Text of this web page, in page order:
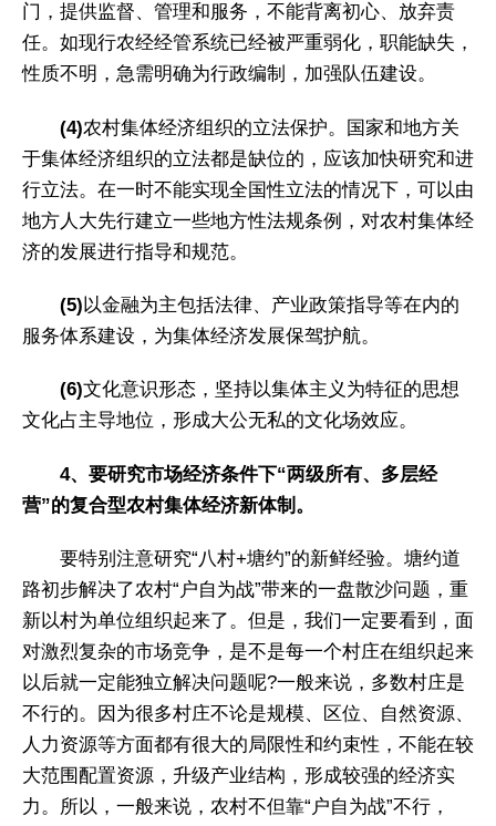
门，提供监督、管理和服务，不能背离初心、放弃责
任。如现行农经经管系统已经被严重弱化，职能缺失，
性质不明，急需明确为行政编制，加强队伍建设。
(4)农村集体经济组织的立法保护。国家和地方关
于集体经济组织的立法都是缺位的，应该加快研究和进
行立法。在一时不能实现全国性立法的情况下，可以由
地方人大先行建立一些地方性法规条例，对农村集体经
济的发展进行指导和规范。
(5)以金融为主包括法律、产业政策指导等在内的
服务体系建设，为集体经济发展保驾护航。
(6)文化意识形态，坚持以集体主义为特征的思想
文化占主导地位，形成大公无私的文化场效应。
4、要研究市场经济条件下“两级所有、多层经
营”的复合型农村集体经济新体制。
要特别注意研究“八村+塘约”的新鲜经验。塘约道
路初步解决了农村“户自为战”带来的一盘散沙问题，重
新以村为单位组织起来了。但是，我们一定要看到，面
对激烈复杂的市场竞争，是不是每一个村庄在组织起来
以后就一定能独立解决问题呢?一般来说，多数村庄是
不行的。因为很多村庄不论是规模、区位、自然资源、
人力资源等方面都有很大的局限性和约束性，不能在较
大范围配置资源，升级产业结构，形成较强的经济实
力。所以，一般来说，农村不但靠“户自为战”不行，